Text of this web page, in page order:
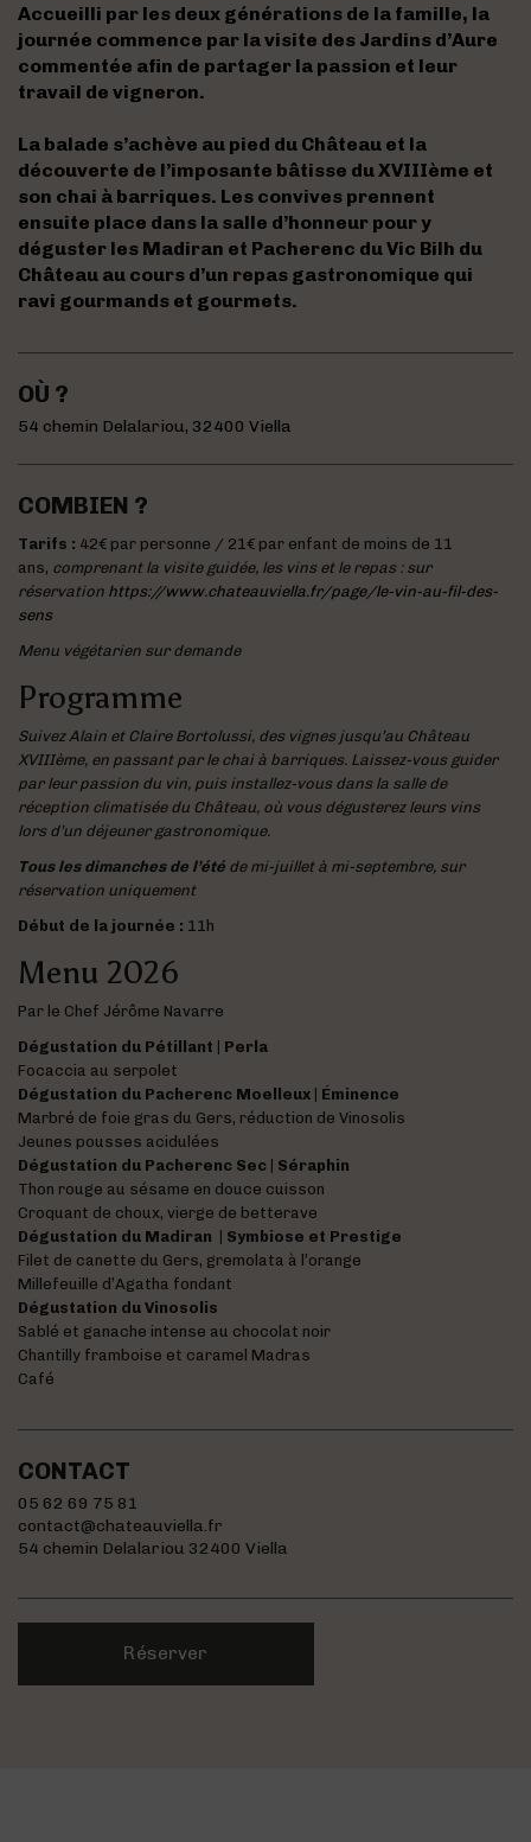
Accueilli par les deux générations de la famille, la
journée commence par la visite des Jardins d’Aure
commentée afin de partager la passion et leur
travail de vigneron.
La balade s’achève au pied du Château et la
découverte de l’imposante bâtisse du XVIIIème et
son chai à barriques. Les convives prennent
ensuite place dans la salle d’honneur pour y
déguster les Madiran et Pacherenc du Vic Bilh du
Château au cours d’un repas gastronomique qui
ravi gourmands et gourmets.
OÙ ?
54 chemin Delalariou, 32400 Viella
COMBIEN ?
Tarifs : 42€ par personne / 21€ par enfant de moins de 11
ans, comprenant la visite guidée, les vins et le repas : sur
réservation https://www.chateauviella.fr/page/le-vin-au-fil-des-
sens
Menu végétarien sur demande
Programme
Suivez Alain et Claire Bortolussi, des vignes jusqu’au Château
XVIIIème, en passant par le chai à barriques. Laissez-vous guider
par leur passion du vin, puis installez-vous dans la salle de
réception climatisée du Château, où vous dégusterez leurs vins
lors d’un déjeuner gastronomique.
Tous les dimanches de l’été de mi-juillet à mi-septembre, sur
réservation uniquement
Début de la journée : 11h
Menu 2026
Par le Chef Jérôme Navarre
Dégustation du Pétillant | Perla
Focaccia au serpolet
Dégustation du Pacherenc Moelleux | Éminence
Marbré de foie gras du Gers, réduction de Vinosolis
Jeunes pousses acidulées
Dégustation du Pacherenc Sec | Séraphin
Thon rouge au sésame en douce cuisson
Croquant de choux, vierge de betterave
Dégustation du Madiran | Symbiose et Prestige
Filet de canette du Gers, gremolata à l’orange
Millefeuille d’Agatha fondant
Dégustation du Vinosolis
Sablé et ganache intense au chocolat noir
Chantilly framboise et caramel Madras
Café
CONTACT
05 62 69 75 81
contact@chateauviella.fr
54 chemin Delalariou 32400 Viella
Réserver